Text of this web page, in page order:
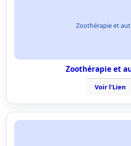
Zoothérapie et
Zoothérapie et
Voir l'Lien